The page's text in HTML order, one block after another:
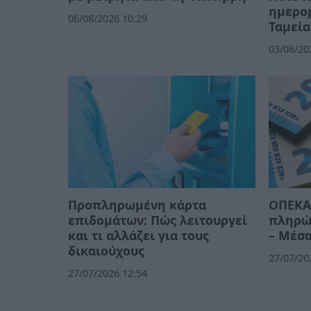
06/08/2026 10:29
Ταμεία
03/08/
Προπληρωμένη κάρτα
επιδομάτων: Πώς λειτουργεί
και τι αλλάζει για τους
δικαιούχους
27/07/2026 12:54
–
27/07/